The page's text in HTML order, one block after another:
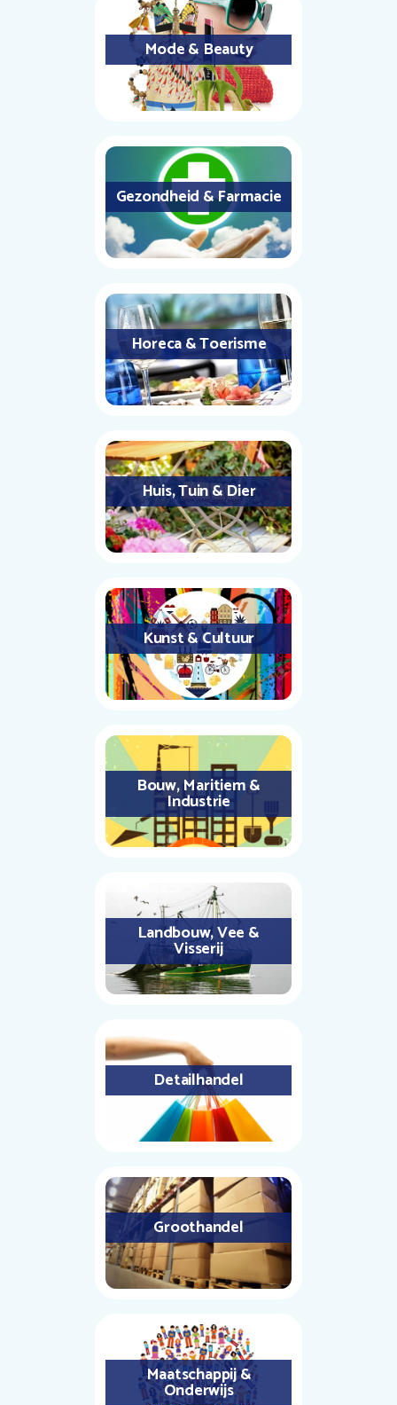
Mode & Beauty
Gezondheid & Farmacie
Horeca & Toerisme
Huis, Tuin & Dier
Kunst & Cultuur
Bouw, Maritiem &
Industrie
Landbouw, Vee &
Visserij
Detailhandel
Groothandel
Maatschappij &
Onderwijs